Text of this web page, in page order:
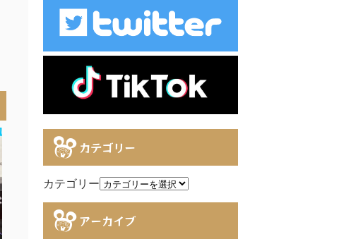
カテゴリー
カテゴリー
アーカイブ